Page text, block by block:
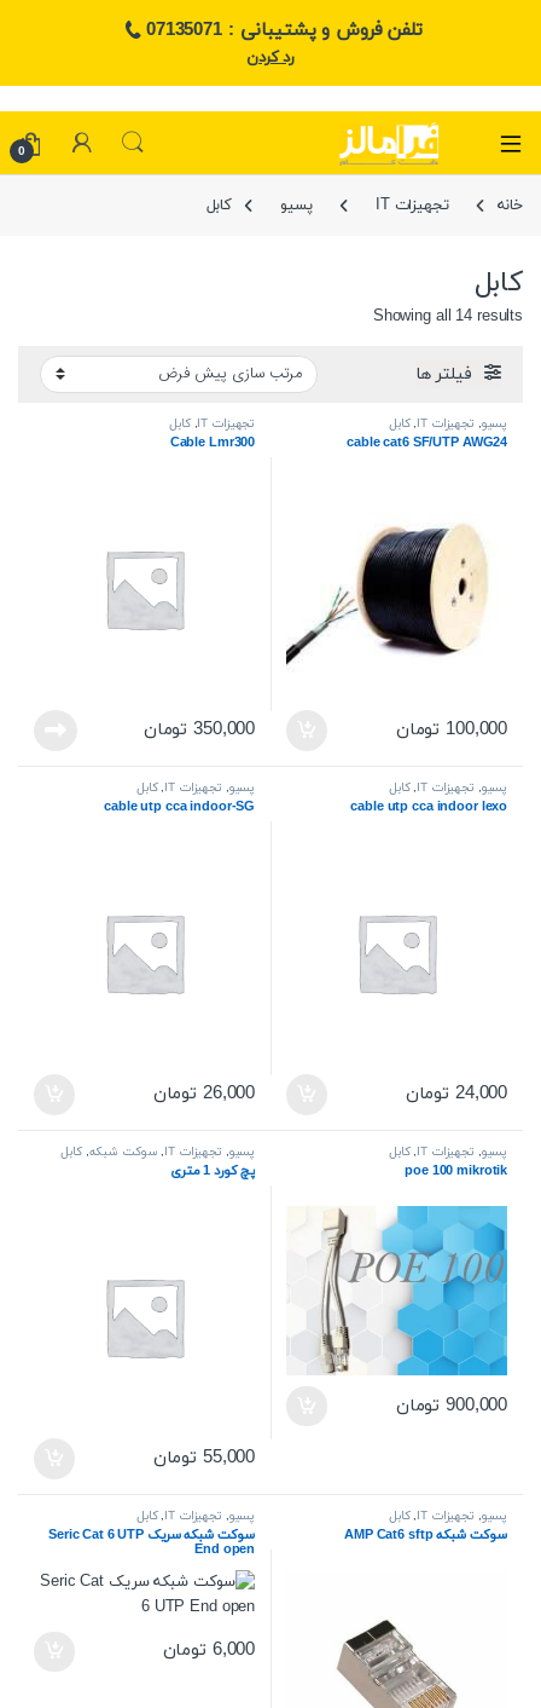
تلفن فروش و پشتیبانی : 07135071
رد کردن
0
خانه تجهیزات IT پسیو کابل
کابل
Showing all 14 results
فیلتر ها
پسیو, تجهیزات IT ,کابل
cable cat6 SF/UTP AWG24
100,000 تومان
تجهیزات IT ,کابل
Cable Lmr300
350,000 تومان
پسیو, تجهیزات IT ,کابل
cable utp cca indoor lexo
24,000 تومان
پسیو, تجهیزات IT ,کابل
cable utp cca indoor-SG
26,000 تومان
پسیو, تجهیزات IT ,کابل
poe 100 mikrotik
900,000 تومان
پسیو, تجهیزات IT , سوکت شبکه,کابل
پچ کورد 1 متری
55,000 تومان
پسیو, تجهیزات IT ,کابل
سوکت شبکه AMP Cat6 sftp
پسیو, تجهیزات IT ,کابل
سوکت شبکه سریک Seric Cat 6 UTP
End open
6,000 تومان